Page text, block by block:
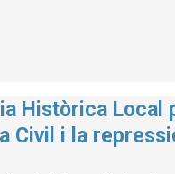
Històrica Local
Civil i la